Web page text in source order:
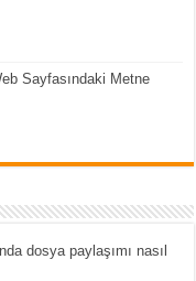
Sayfasındaki Metne
dosya paylaşımı nasıl